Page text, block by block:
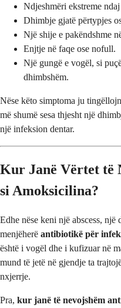
Ndjeshmëri ekstreme
Dhimbje gjatë përtypjes
Një shije e pakëndshme
Enjtje në faqe ose nofull.
Një gungë e vogël, si
dhimbshëm.
Nëse këto simptoma ju
më shumë sesa thjesht një
një infeksion dentar.
Kur Janë Vërtet të
si Amoksicilina?
Edhe nëse keni një abscess,
menjëherë antibiotikë për
është i vogël dhe i kufizuar në
mund të jetë në gjendje ta
nxjerrje.
Pra, kur janë të nevojshëm